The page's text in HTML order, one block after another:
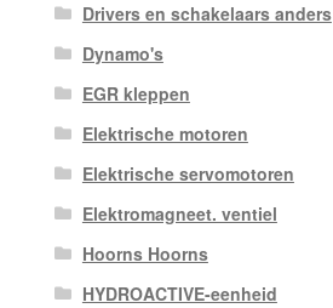
Drivers en schakelaars anders
Dynamo's
EGR kleppen
Elektrische motoren
Elektrische servomotoren
Elektromagneet. ventiel
Hoorns Hoorns
HYDROACTIVE-eenheid